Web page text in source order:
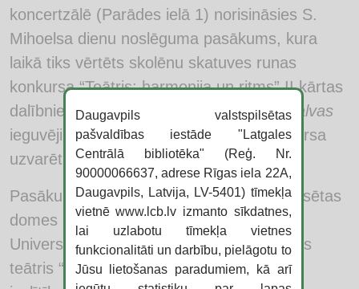
koncertzālē (Parādes ielā 1) norisināsies S.
Mihoelsa dienu noslēguma pasākums, kura
laikā tiks vērtēts skolēnu skatuves runas
konkursa “Teātris: harmonija un ritms” II kārtas
dalībnieku sniegums, noteiktiMihoelsa balvas
ieguvēji, kā arī apbalvoti fotogrāfiju konkursa
uzvarētāji.
Pasākumu rīko un atbalsta Daugavpils pilsētas
domes Kultūras pārvalde, Daugavpils
Universitātes Humanitāra fakultāte, Tautas
teātris “Iskateļ”, 2. speciālā pirmsskolas
Daugavpils valstspilsētas
pašvaldības iestāde "Latgales
Centrālā bibliotēka" (Reģ. Nr.
90000066637, adrese Rīgas iela 22A,
Daugavpils, Latvija, LV-5401) tīmekļa
vietnē www.lcb.lv izmanto sīkdatnes,
lai uzlabotu tīmekļa vietnes
funkcionalitāti un darbību, pielāgotu to
Jūsu lietošanas paradumiem, kā arī